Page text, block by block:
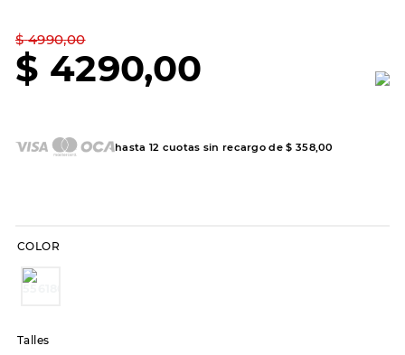
$ 4990,00
$ 4290,00
hasta 12 cuotas sin recargo de$ 358,00
COLOR
Talles